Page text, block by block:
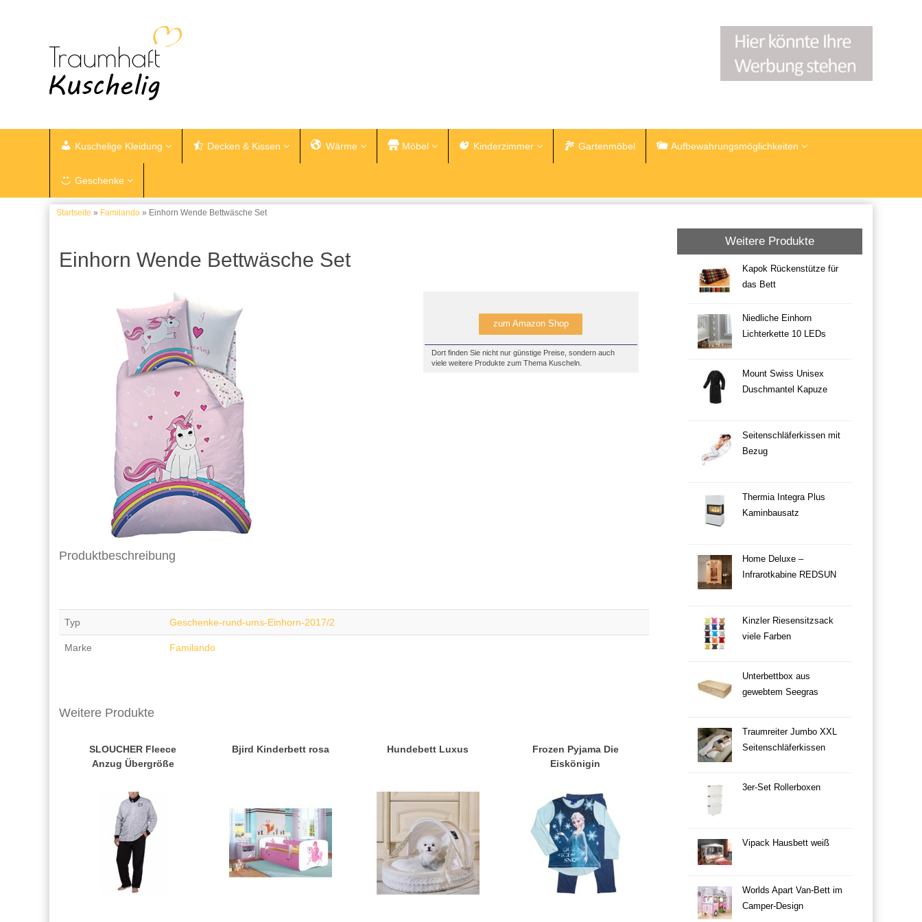
Kuschelige Kleidung Decken & Kissen Wärme Möbel Kinderzimmer Gartenmöbel Aufbewahrungsmöglichkeiten
Geschenke
Startseite » Familando » Einhorn Wende Bettwäsche Set
Einhorn Wende Bettwäsche Set
zum Amazon Shop
Dort finden Sie nicht nur günstige Preise, sondern auch
viele weitere Produkte zum Thema Kuscheln.
Produktbeschreibung
Typ Geschenke-rund-ums-Einhorn-2017/2
Marke Familando
Weitere Produkte
SLOUCHER Fleece
Anzug Übergröße
Bjird Kinderbett rosa Hundebett Luxus
Frozen Pyjama Die
Eiskönigin
Weitere Produkte
Kapok Rückenstütze für
das Bett
Niedliche Einhorn
Lichterkette 10 LEDs
Mount Swiss Unisex
Duschmantel Kapuze
Seitenschläferkissen mit
Bezug
Thermia Integra Plus
Kaminbausatz
Home Deluxe –
Infrarotkabine REDSUN
Kinzler Riesensitzsack
viele Farben
Unterbettbox aus
gewebtem Seegras
Traumreiter Jumbo XXL
Seitenschläferkissen
3er-Set Rollerboxen
Vipack Hausbett weiß
Worlds Apart Van-Bett im
Camper-Design